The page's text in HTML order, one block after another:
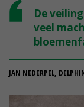
De
veel
JAN NEDERPEL,